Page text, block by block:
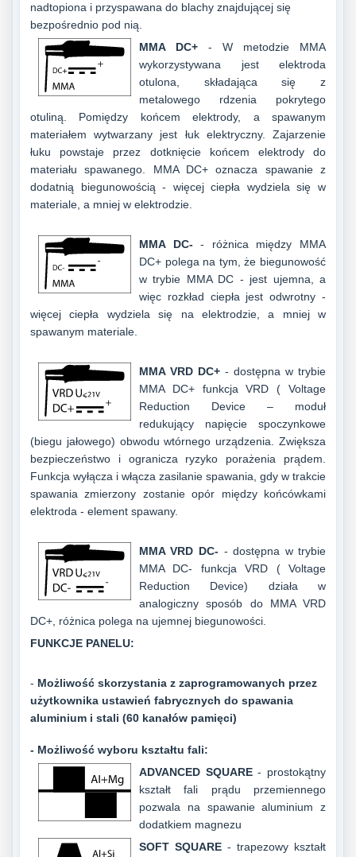
nadtopiona i przyspawana do blachy znajdującej się
bezpośrednio pod nią.
MMA DC+
- W metodzie MMA
wykorzystywana jest elektroda
otulona, składająca się z
metalowego rdzenia pokrytego
otuliną. Pomiędzy końcem elektrody, a spawanym
materiałem wytwarzany jest łuk elektryczny. Zajarzenie
łuku powstaje przez dotknięcie końcem elektrody do
materiału spawanego. MMA DC+ oznacza spawanie z
dodatnią biegunowością - więcej ciepła wydziela się w
materiale, a mniej w elektrodzie.
MMA DC-- różnica między MMA
DC+ polega na tym, że biegunowość
w trybie MMA DC - jest ujemna, a
więc rozkład ciepła jest odwrotny -
więcej ciepła wydziela się na elektrodzie, a mniej w
spawanym materiale.
MMA VRD DC+ - dostępna w trybie
MMA DC+ funkcja VRD ( Voltage
Reduction Device – moduł
redukujący napięcie spoczynkowe
(biegu jałowego) obwodu wtórnego urządzenia. Zwiększa
bezpieczeństwo i ogranicza ryzyko porażenia prądem.
Funkcja wyłącza i włącza zasilanie spawania, gdy w trakcie
spawania zmierzony zostanie opór między końcówkami
elektroda - element spawany.
MMA VRD DC- - dostępna w trybie
MMA DC- funkcja VRD ( Voltage
Reduction Device) działa w
analogiczny sposób do MMA VRD
DC+, różnica polega na ujemnej biegunowości.
FUNKCJE PANELU:
- Możliwość skorzystania z zaprogramowanych przez
użytkownika ustawień fabrycznych do spawania
aluminium i stali (60 kanałów pamięci)
- Możliwość wyboru kształtu fali:
ADVANCED SQUARE- prostokątny
kształt fali prądu przemiennego
pozwala na spawanie aluminium z
dodatkiem magnezu
SOFT SQUARE - trapezowy kształt